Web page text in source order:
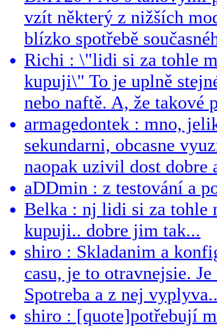
vzít některý z nižších
blízko spotřebě
Richi : \"lidi si za tohle
kupuji\" To je uplně
nebo naftě. A, že takové
armagedontek : mno,
sekundarni, obcasne
naopak uzivil dost dobre
aDDmin : z testování a
Belka : nj lidi si za tohle
kupuji.. dobre jim tak...
shiro : Skladanim a
casu, je to otravnejsie.
Spotreba a z nej
shiro : [quote]potřebují